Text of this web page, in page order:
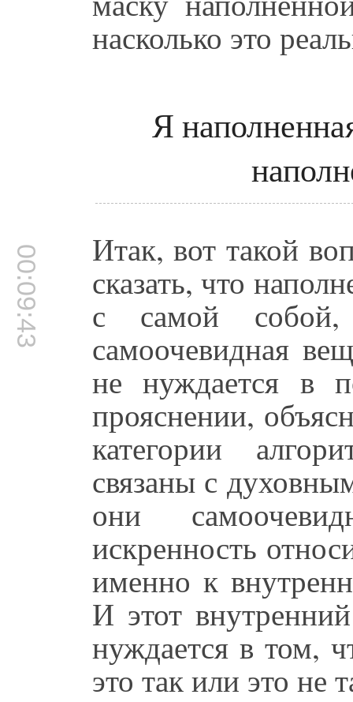
насколько это
Я
00:09:43 Итак, вот такой
сказать, что
с самой
самоочевидная
не нуждается в
прояснении,
категории
связаны с
они
искренность
именно к
И этот
нуждается в том,
это так или это не